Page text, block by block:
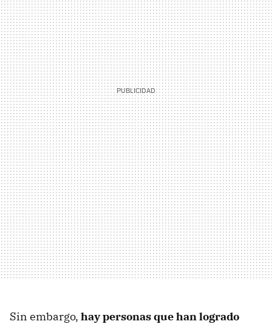
Sin embargo, hay personas que han logrado